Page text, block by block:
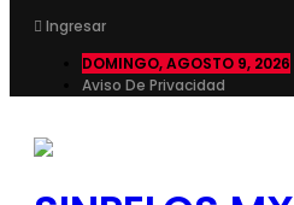
Ingresar
DOMINGO, AGOSTO 9, 2026
Aviso De Privacidad